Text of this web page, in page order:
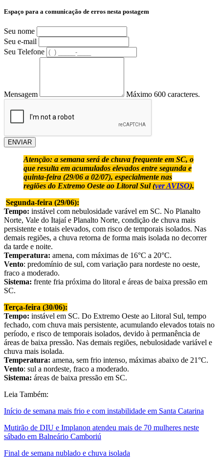
Espaço para a comunicação de erros nesta postagem
Seu nome
Seu e-mail
Seu Telefone
Mensagem Máximo 600 caracteres.
ENVIAR
Atenção: a semana será de chuva frequente em SC, o
que resulta em acumulados elevados entre segunda e
quinta-feira (29/06 a 02/07), especialmente nas
regiões do Extremo Oeste ao Litoral Sul (ver AVISO).
Segunda-feira (29/06):
Tempo: instável com nebulosidade varável em SC. No Planalto
Norte, Vale do Itajaí e Planalto Norte, condição de chuva mais
persistente e totais elevados, com risco de temporais isolados. Nas
demais regiões, a chuva retorna de forma mais isolada no decorrer
da tarde e noite.
Temperatura: amena, com máximas de 16°C a 20°C.
Vento: predomínio de sul, com variação para nordeste no oeste,
fraco a moderado.
Sistema: frente fria próxima do litoral e áreas de baixa pressão em
SC.
Terça-feira (30/06):
Tempo: instável em SC. Do Extremo Oeste ao Litoral Sul, tempo
fechado, com chuva mais persistente, acumulando elevados totais no
período, e risco de temporais isolados, devido à permanência de
áreas de baixa pressão. Nas demais regiões, nebulosidade variável e
chuva mais isolada.
Temperatura: amena, sem frio intenso, máximas abaixo de 21°C.
Vento: sul a nordeste, fraco a moderado.
Sistema: áreas de baixa pressão em SC.
Leia Também:
Início de semana mais frio e com instabilidade em Santa Catarina
Mutirão de DIU e Implanon atendeu mais de 70 mulheres neste
sábado em Balneário Camboriú
Final de semana nublado e chuva isolada